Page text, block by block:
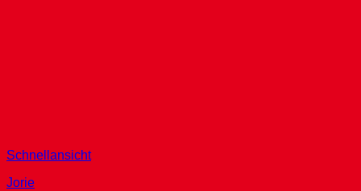
Schnellansicht
Jorie